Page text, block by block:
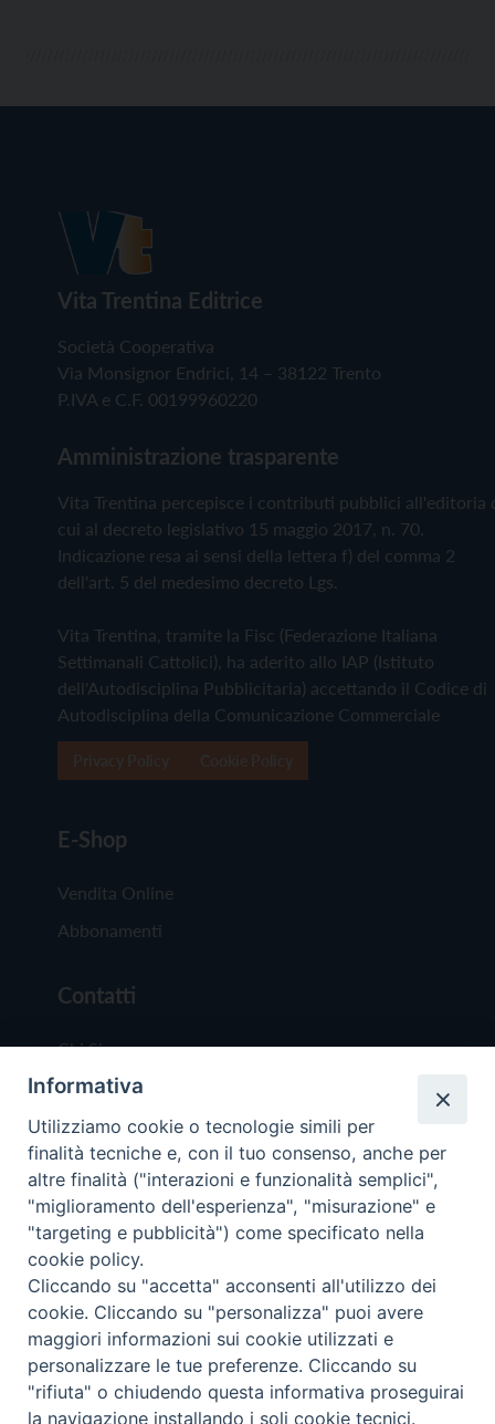
Vita Trentina Editrice
Società Cooperativa
Via Monsignor Endrici, 14 – 38122 Trento
P.IVA e C.F. 00199960220
Amministrazione trasparente
Vita Trentina percepisce i contributi pubblici all'editoria
cui al decreto legislativo 15 maggio 2017, n. 70.
Indicazione resa ai sensi della lettera f) del comma 2
dell'art. 5 del medesimo decreto Lgs.
Vita Trentina, tramite la Fisc (Federazione Italiana
Settimanali Cattolici), ha aderito allo IAP (Istituto
dell'Autodisciplina Pubblicitaria) accettando il Codice di
Autodisciplina della Comunicazione Commerciale
E-Shop
Vendita Online
Abbonamenti
Contatti
Chi Siamo
Redazione
Scrivici
Copyright © 2019 - Tutti i diritti riservati - Vita
Trentina Editrice
Privacy Policy
Torna
Informativa
Utilizziamo cookie o tecnologie simili per
finalità tecniche e, con il tuo consenso, anche per
altre finalità ("interazioni e funzionalità semplici",
"miglioramento dell'esperienza", "misurazione" e
"targeting e pubblicità") come specificato nella
cookie policy.
Cliccando su "accetta" acconsenti all'utilizzo dei
cookie. Cliccando su "personalizza" puoi avere
maggiori informazioni sui cookie utilizzati e
personalizzare le tue preferenze. Cliccando su
"rifiuta" o chiudendo questa informativa proseguirai
la navigazione installando i soli cookie tecnici.